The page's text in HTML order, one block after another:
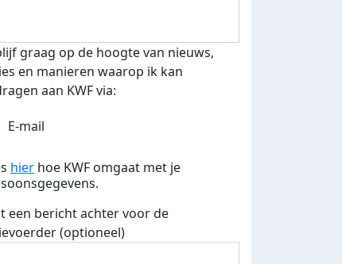
graag op de hoogte van nieuws,
en manieren waarop ik kan
aan KWF via:
E-mail
hier hoe KWF omgaat met je
een bericht achter voor de
(optioneel)